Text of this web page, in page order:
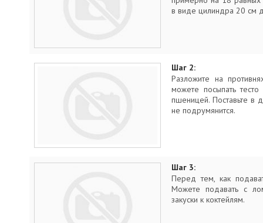
в виде цилиндра 20 см
Шаг 2:
Разложите на
можете посыпать
пшеницей. Поставьте в
не подрумянится.
Шаг 3:
Перед тем, как
Можете подавать с
закуски к коктейлям.